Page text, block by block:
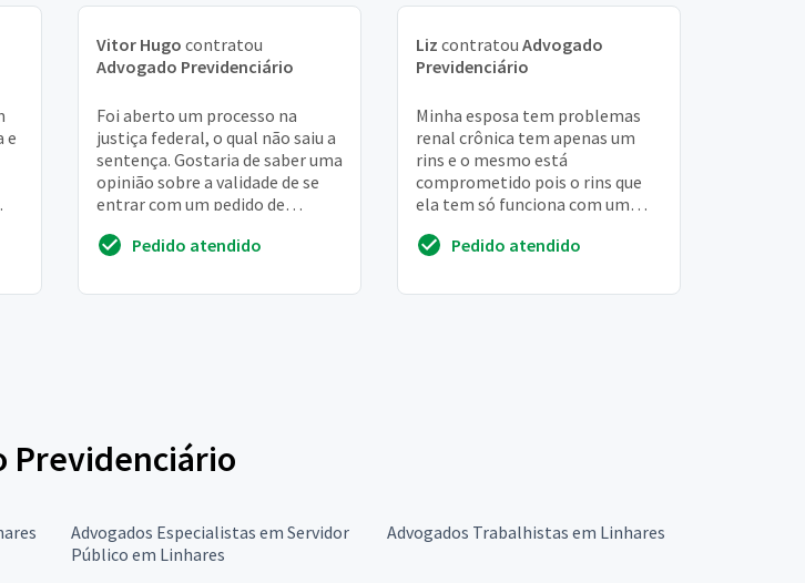
e
Vitor Hugo contratou
Advogado Previdenciário
Foi aberto um processo na
justiça federal, o qual não saiu a
sentença. Gostaria de saber uma
opinião sobre a validade de se
entrar com um pedido de
paralelamente ao...
Pedido atendido
Liz contratou Advogado
Previdenciário
Minha esposa tem problemas
renal crônica tem apenas um
rins e o mesmo está
comprometido pois o rins que
ela tem só funciona com um
nunca contribuiu com inss. E...
Pedido atendido
Previdenciário
Advogados Especialistas em Servidor
Público em Linhares
Advogados Trabalhistas em Linhares